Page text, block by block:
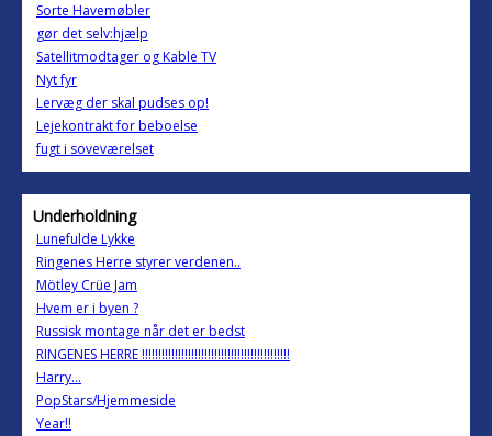
Sorte Havemøbler
gør det selv:hjælp
Satellitmodtager og Kable TV
Nyt fyr
Lervæg der skal pudses op!
Lejekontrakt for beboelse
fugt i soveværelset
Underholdning
Lunefulde Lykke
Ringenes Herre styrer verdenen..
Mötley Crüe Jam
Hvem er i byen ?
Russisk montage når det er bedst
RINGENES HERRE !!!!!!!!!!!!!!!!!!!!!!!!!!!!!!!!!!!!!!!!!!!!!
Harry...
PopStars/Hjemmeside
Year!!